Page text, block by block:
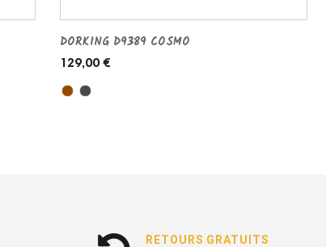
DORKING D9389 COSMO
129,00 €
RETOURS GRATUITS